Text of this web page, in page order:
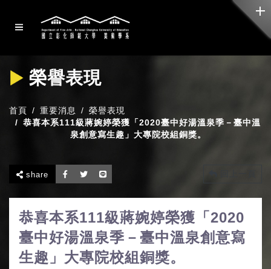
榮譽表現
首頁 重要消息
榮譽表現
恭喜本系111級蔣婉婷榮獲「2020臺中好湯溫泉季－臺中溫
泉創意寫生趣」大專院校組銅獎。
share
恭喜本系111級蔣婉婷榮獲「2020
臺中好湯溫泉季－臺中溫泉創意寫
生趣」大專院校組銅獎。